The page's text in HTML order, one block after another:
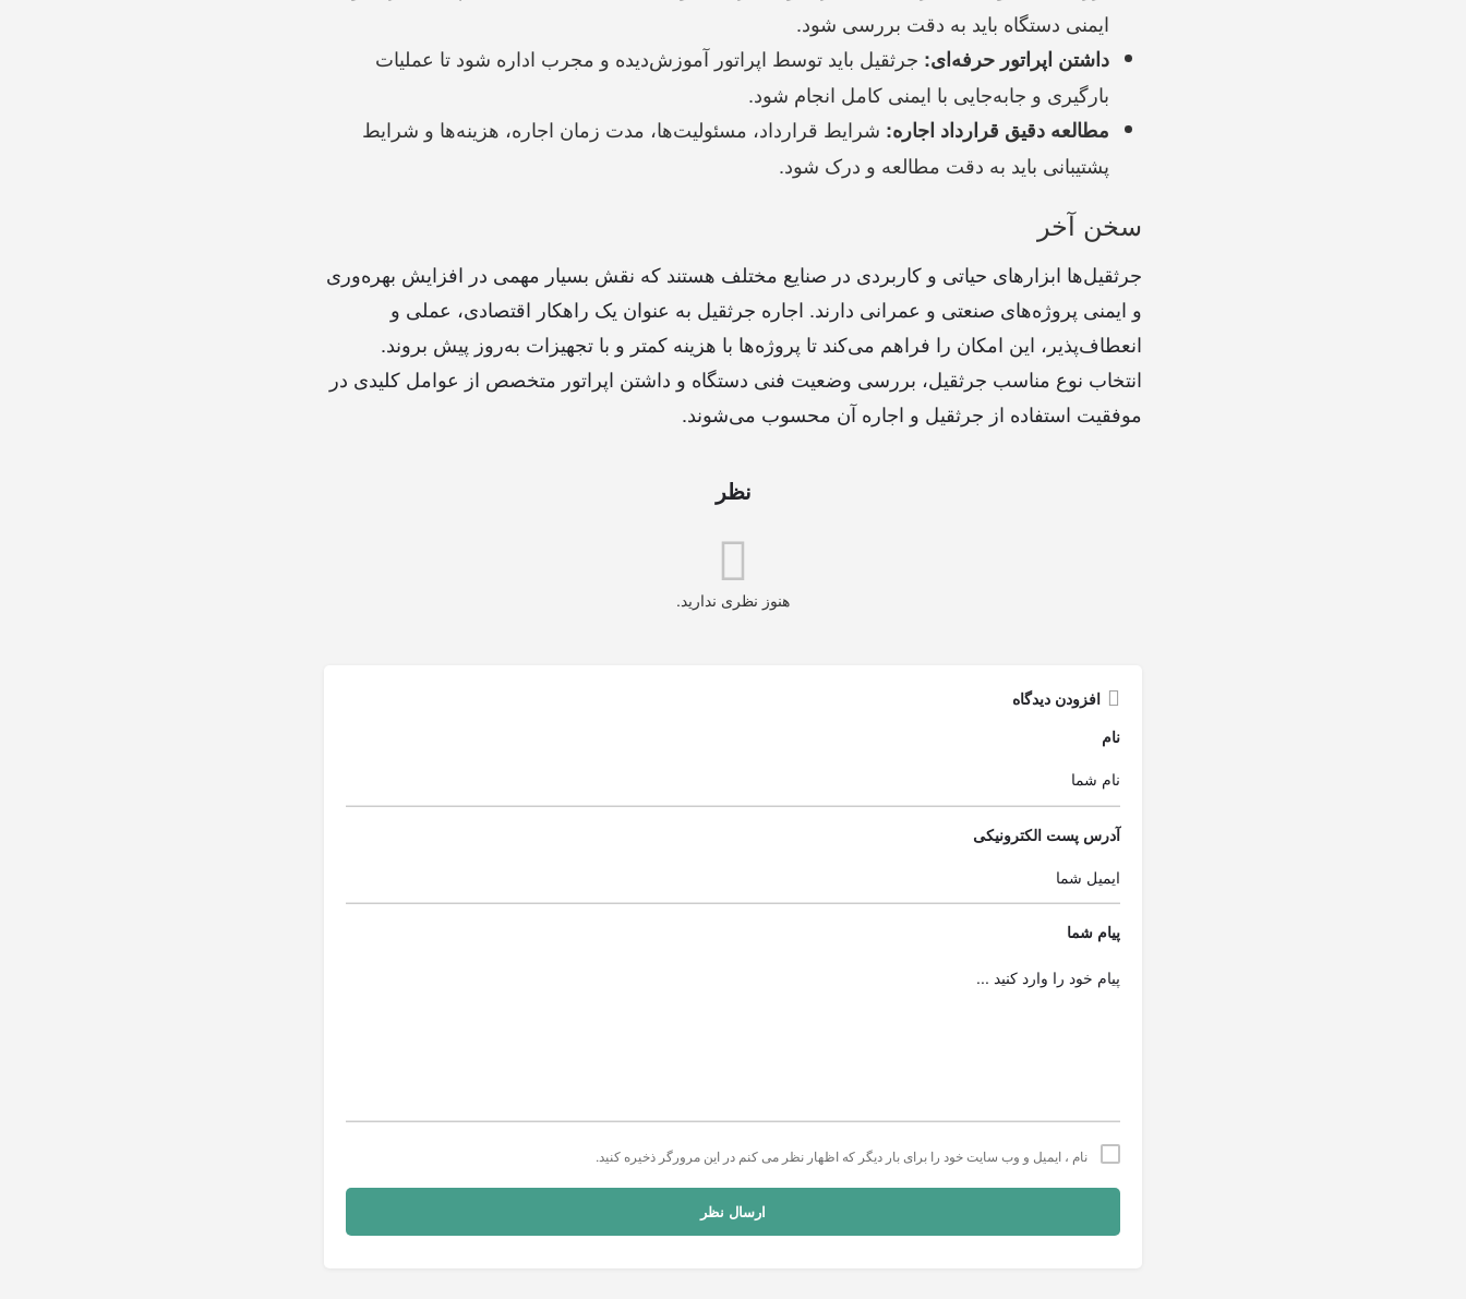
ایمنی دستگاه باید به دقت بررسی شود.
داشتن اپراتور حرفه‌ای: جرثقیل باید توسط اپراتور آموزش‌دیده و مجرب اداره شود تا عملیات
بارگیری و جابه‌جایی با ایمنی کامل انجام شود.
مطالعه دقیق قرارداد اجاره: شرایط قرارداد، مسئولیت‌ها، مدت زمان اجاره، هزینه‌ها و شرایط
پشتیبانی باید به دقت مطالعه و درک شود.
سخن آخر
جرثقیل‌ها ابزارهای حیاتی و کاربردی در صنایع مختلف هستند که نقش بسیار مهمی در افزایش بهره‌وری
و ایمنی پروژه‌های صنعتی و عمرانی دارند. اجاره جرثقیل به عنوان یک راهکار اقتصادی، عملی و
انعطاف‌پذیر، این امکان را فراهم می‌کند تا پروژه‌ها با هزینه کمتر و با تجهیزات به‌روز پیش بروند.
انتخاب نوع مناسب جرثقیل، بررسی وضعیت فنی دستگاه و داشتن اپراتور متخصص از عوامل کلیدی در
موفقیت استفاده از جرثقیل و اجاره آن محسوب می‌شوند.
نظر
هنوز نظری ندارید.
افزودن دیدگاه
نام
آدرس پست الکترونیکی
پیام شما
نام ، ایمیل و وب سایت خود را برای بار دیگر که اظهار نظر می کنم در این مرورگر ذخیره کنید.
ارسال نظر